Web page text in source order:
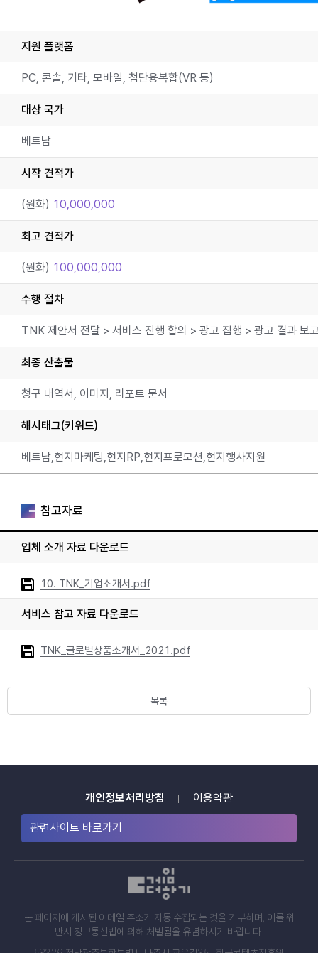
지원 플랫폼
PC, 콘솔, 기타, 모바일, 첨단융복합(VR 등)
대상 국가
베트남
시작 견적가
(원화) 10,000,000
최고 견적가
(원화) 100,000,000
수행 절차
TNK 제안서 전달 > 서비스 진행 합의 > 광고 집행 > 광고 결과 보
최종 산출물
청구 내역서, 이미지, 리포트 문서
해시태그(키워드)
베트남,현지마케팅,현지RP,현지프로모션,현지행사지원
참고자료
업체 소개 자료 다운로드
10. TNK_기업소개서.pdf
서비스 참고 자료 다운로드
TNK_글로벌상품소개서_2021.pdf
목록
개인정보처리방침 이용약관
관련사이트 바로가기
본 페이지에 게시된 이메일 주소가 자동 수집되는 것을 거부하며, 이를 위
반시 정보통신법에 의해 처벌됨을 유념하시기 바랍니다.